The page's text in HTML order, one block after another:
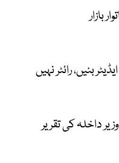
بازار
بنیں، رائٹر نہیں
داخلہ کی تقریر